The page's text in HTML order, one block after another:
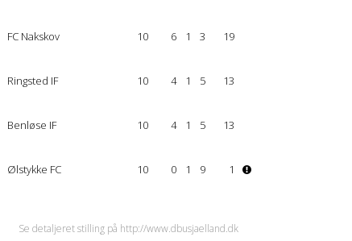
FC Nakskov 10 6 1 3 19
Ringsted IF 10 4 1 5 13
Benløse IF 10 4 1 5 13
Ølstykke FC 10 0 1 9 1
Se detaljeret stilling på http://www.dbusjaelland.dk